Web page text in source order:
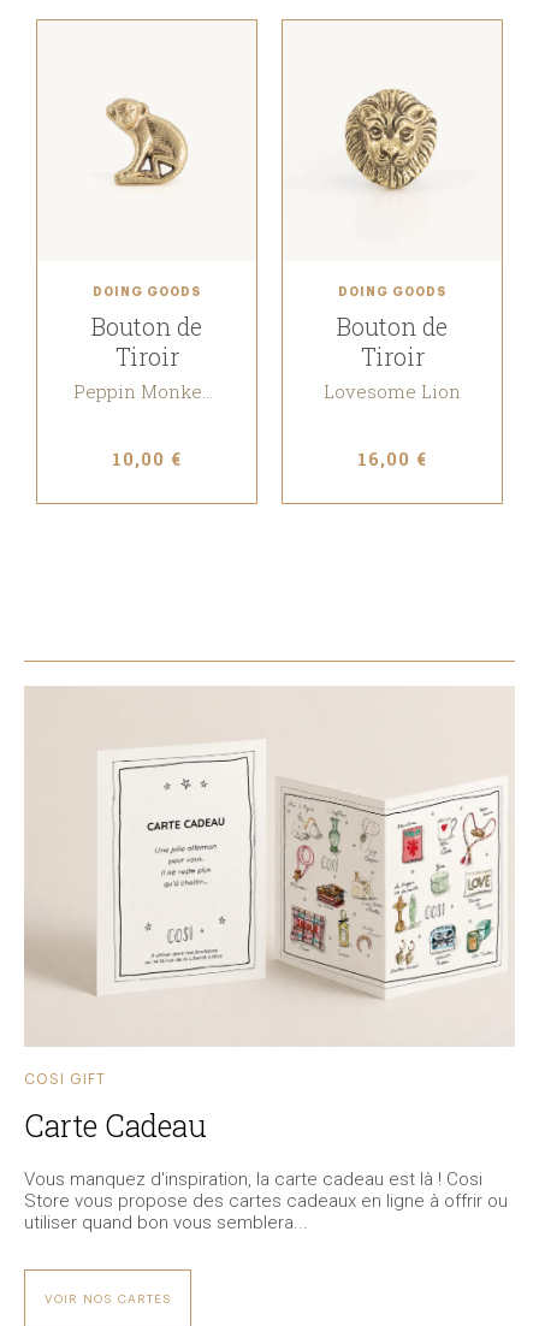
DOING GOODS
Bouton de
Tiroir
Peppin Monkey Right
10,00 €
DOING GOODS
Bouton de
Tiroir
Lovesome Lion
16,00 €
COSI GIFT
Carte Cadeau
Vous manquez d'inspiration, la carte cadeau est là ! Cosi
Store vous propose des cartes cadeaux en ligne à offrir ou
utiliser quand bon vous semblera...
VOIR NOS CARTES